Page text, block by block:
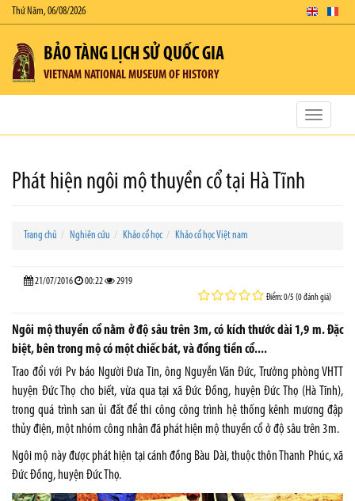
Thứ Năm, 06/08/2026
BẢO TÀNG LỊCH SỬ QUỐC GIA
VIETNAM NATIONAL MUSEUM OF HISTORY
Toggle
Phát hiện ngôi mộ thuyền cổ tại Hà Tĩnh
Trang chủ Nghiên cứu Khảo cổ học Khảo cổ học Việt nam
21/07/2016 00:22 2919
Điểm: 0/5 (0 đánh giá)
Ngôi mộ thuyền cổ nằm ở độ sâu trên 3m, có kích thước dài 1,9 m. Đặc
biệt, bên trong mộ có một chiếc bát, và đồng tiền cổ....
Trao đổi với Pv báo Người Đưa Tin, ông Nguyễn Văn Đức, Trưởng phòng VHTT
huyện Đức Thọ cho biết, vừa qua tại xã Đức Đồng, huyện Đức Thọ (Hà Tĩnh),
trong quá trình san ủi đất để thi công công trình hệ thống kênh mương đập
thủy điện, một nhóm công nhân đã phát hiện mộ thuyền cổ ở độ sâu trên 3m.
Ngôi mộ này được phát hiện tại cánh đồng Bàu Dài, thuộc thôn Thanh Phúc, xã
Đức Đồng, huyện Đức Thọ.